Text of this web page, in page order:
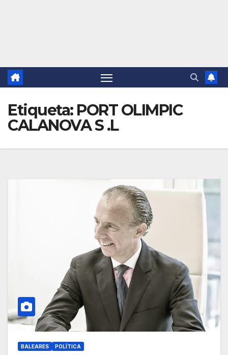
Etiqueta: PORT OLIMPIC
CALANOVA S .L
BALEARES POLÍTICA